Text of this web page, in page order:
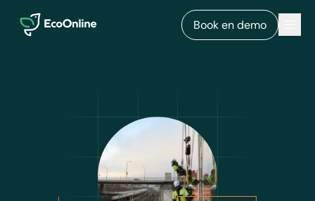
EcoOnline
Book en demo